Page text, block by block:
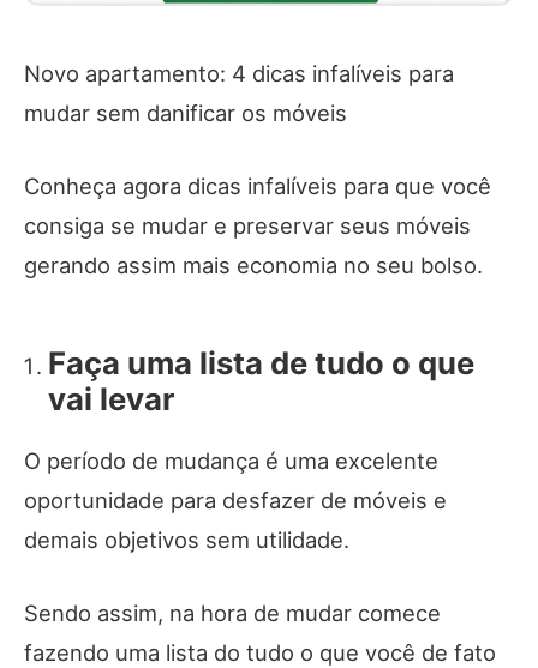
Novo apartamento: 4 dicas infalíveis para
mudar sem danificar os móveis
Conheça agora dicas infalíveis para que você
consiga se mudar e preservar seus móveis
gerando assim mais economia no seu bolso.
Faça uma lista de tudo o que
vai levar
O período de mudança é uma excelente
oportunidade para desfazer de móveis e
demais objetivos sem utilidade.
Sendo assim, na hora de mudar comece
fazendo uma lista do tudo o que você de fato